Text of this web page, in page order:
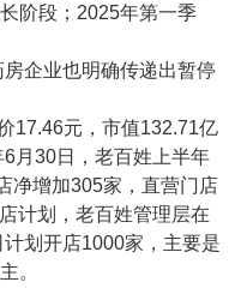
阶段；2025年第一季
企业也明确传递出暂停
17.46元，市值132.71亿
月30日，老百姓上半年
净增加305家，直营门店
计划，老百姓管理层在
划开店1000家，主要是
。